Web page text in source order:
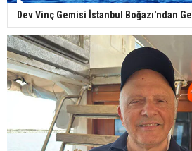
Dev Vinç Gemisi İstanbul Boğazı'ndan